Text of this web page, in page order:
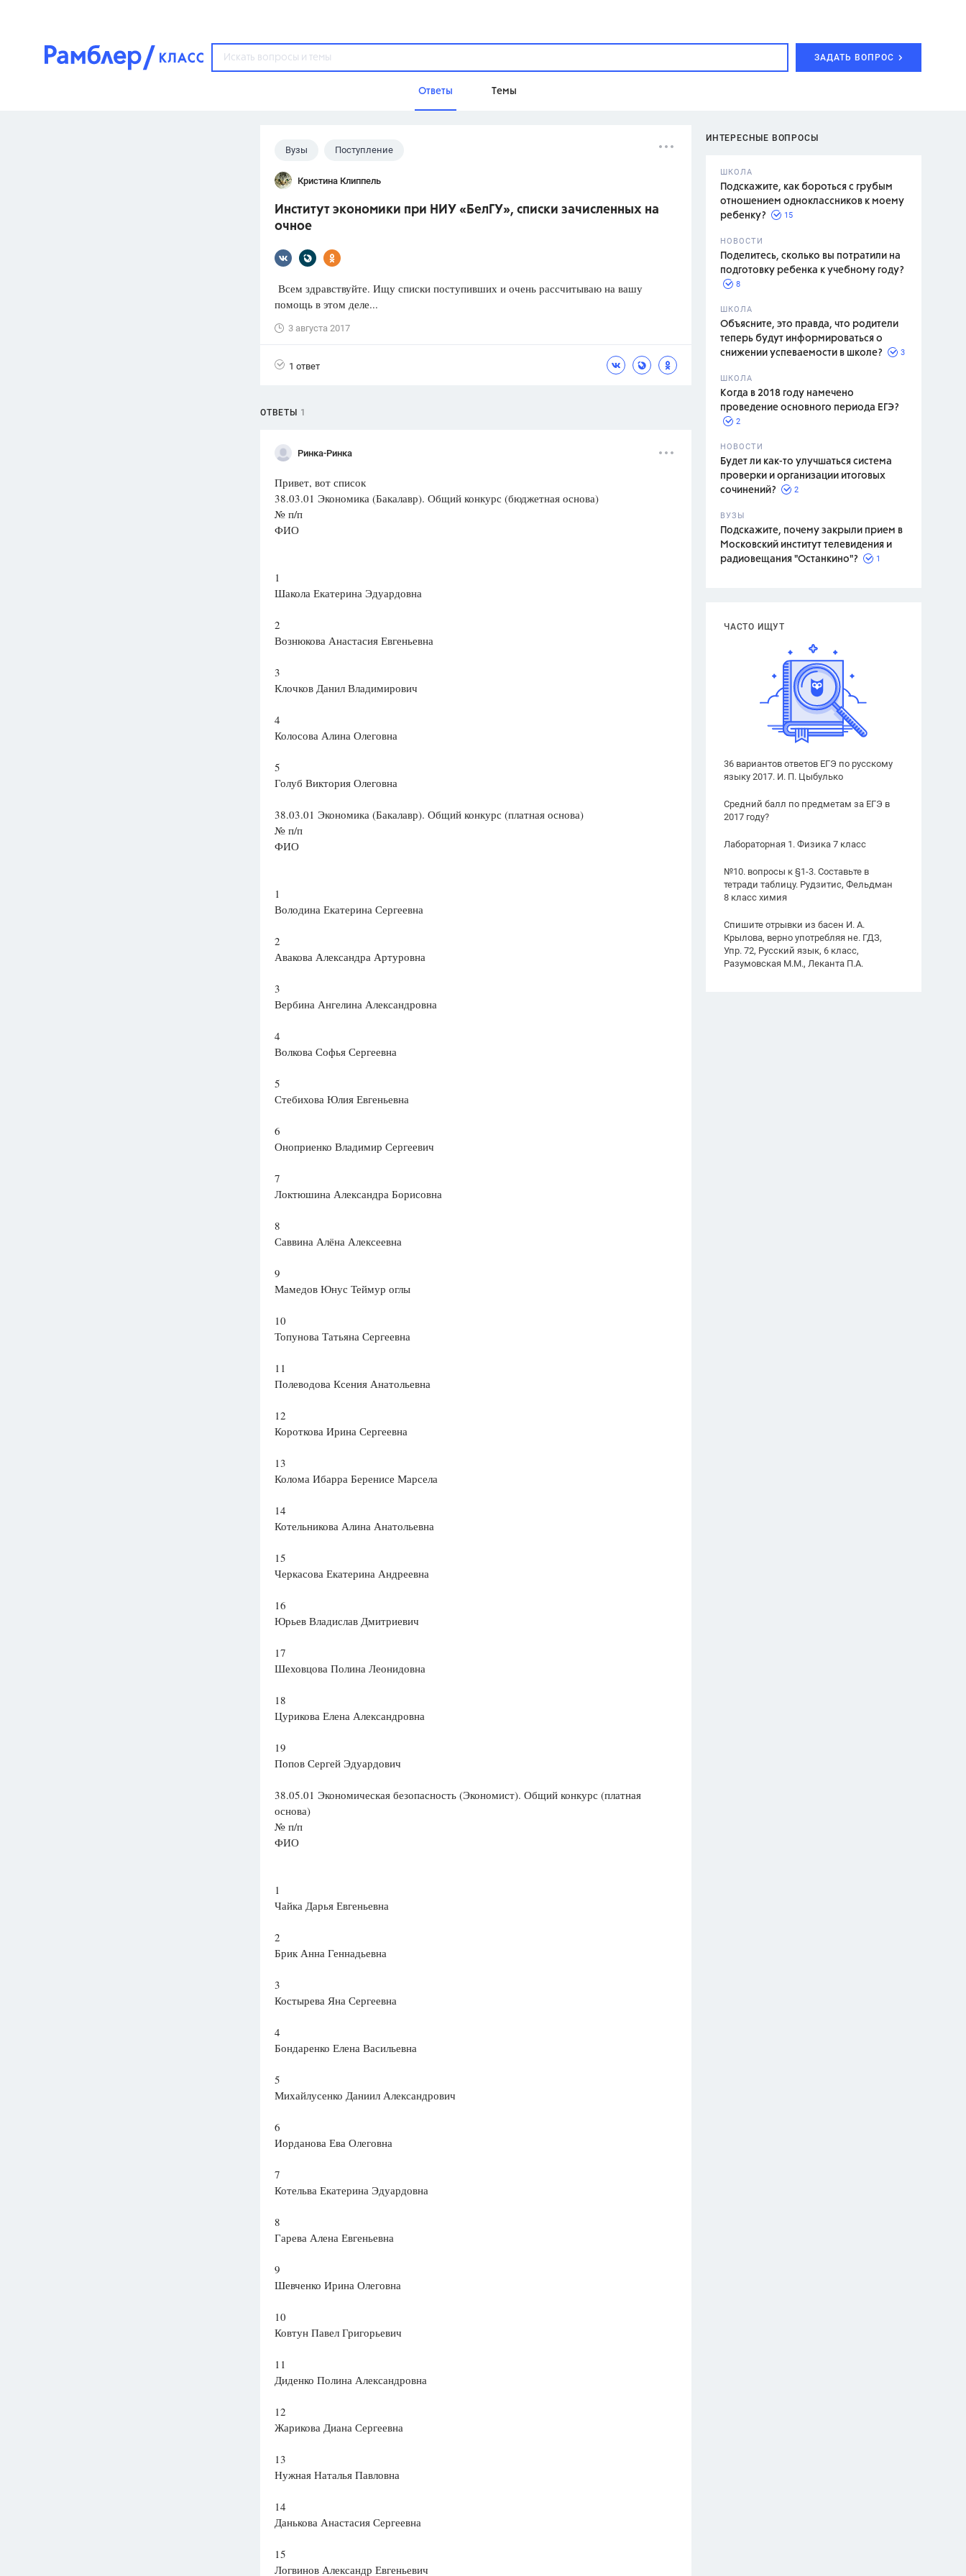
ЗАДАТЬ ВОПРОС
Ответы Темы
Популярные темы
ГДЗ
ОГЭ
ФИПИ
1752 ответа
ответов
Школа
ИНТЕРЕСНЫЕ ВОПРОСЫ
ШКОЛА
Подскажите, как бороться с грубым
отношением одноклассников к моему
ребенку?
15
НОВОСТИ
Поделитесь, сколько вы потратили на
подготовку ребенка к учебному году?
8
ШКОЛА
Объясните, это правда, что родители
теперь будут информироваться о
снижении успеваемости в школе?
3
ШКОЛА
Когда в 2018 году намечено
проведение основного периода ЕГЭ?
2
НОВОСТИ
Будет ли как-то улучшаться система
проверки и организации итоговых
сочинений?
2
ВУЗЫ
Подскажите, почему закрыли прием в
Московский институт телевидения и
радиовещания "Останкино"?
1
ЧАСТО ИЩУТ
36 вариантов ответов ЕГЭ по русскому
языку 2017. И. П. Цыбулько
Средний балл по предметам за ЕГЭ в
2017 году?
Лабораторная 1. Физика 7 класс
№10. вопросы к §1-3. Составьте в
тетради таблицу. Рудзитис, Фельдман
8 класс химия
Спишите отрывки из басен И. А.
Крылова, верно употребляя не. ГДЗ,
Упр. 72, Русский язык, 6 класс,
Разумовская М.М., Леканта П.А.
Вузы Поступление
Кристина Клиппель
Институт экономики при НИУ «БелГУ», списки зачисленных на
очное
Всем здравствуйте. Ищу списки поступивших и очень рассчитываю на вашу
помощь в этом деле...
3 августа 2017
1 ответ
ОТВЕТЫ 1
Ринка-Ринка
Привет, вот список
38.03.01 Экономика (Бакалавр). Общий конкурс (бюджетная основа)
№ п/п
ФИО
1
Шакола Екатерина Эдуардовна
2
Вознюкова Анастасия Евгеньевна
3
Клочков Данил Владимирович
4
Колосова Алина Олеговна
5
Голуб Виктория Олеговна
38.03.01 Экономика (Бакалавр). Общий конкурс (платная основа)
№ п/п
ФИО
1
Володина Екатерина Сергеевна
2
Авакова Александра Артуровна
3
Вербина Ангелина Александровна
4
Волкова Софья Сергеевна
5
Стебихова Юлия Евгеньевна
6
Оноприенко Владимир Сергеевич
7
Локтюшина Александра Борисовна
8
Саввина Алёна Алексеевна
9
Мамедов Юнус Теймур оглы
10
Топунова Татьяна Сергеевна
11
Полеводова Ксения Анатольевна
12
Короткова Ирина Сергеевна
13
Колома Ибарра Беренисе Марсела
14
Котельникова Алина Анатольевна
15
Черкасова Екатерина Андреевна
16
Юрьев Владислав Дмитриевич
17
Шеховцова Полина Леонидовна
18
Цурикова Елена Александровна
19
Попов Сергей Эдуардович
38.05.01 Экономическая безопасность (Экономист). Общий конкурс (платная
основа)
№ п/п
ФИО
1
Чайка Дарья Евгеньевна
2
Брик Анна Геннадьевна
3
Костырева Яна Сергеевна
4
Бондаренко Елена Васильевна
5
Михайлусенко Даниил Александрович
6
Иорданова Ева Олеговна
7
Котельва Екатерина Эдуардовна
8
Гарева Алена Евгеньевна
9
Шевченко Ирина Олеговна
10
Ковтун Павел Григорьевич
11
Диденко Полина Александровна
12
Жарикова Диана Сергеевна
13
Нужная Наталья Павловна
14
Данькова Анастасия Сергеевна
15
Логвинов Александр Евгеньевич